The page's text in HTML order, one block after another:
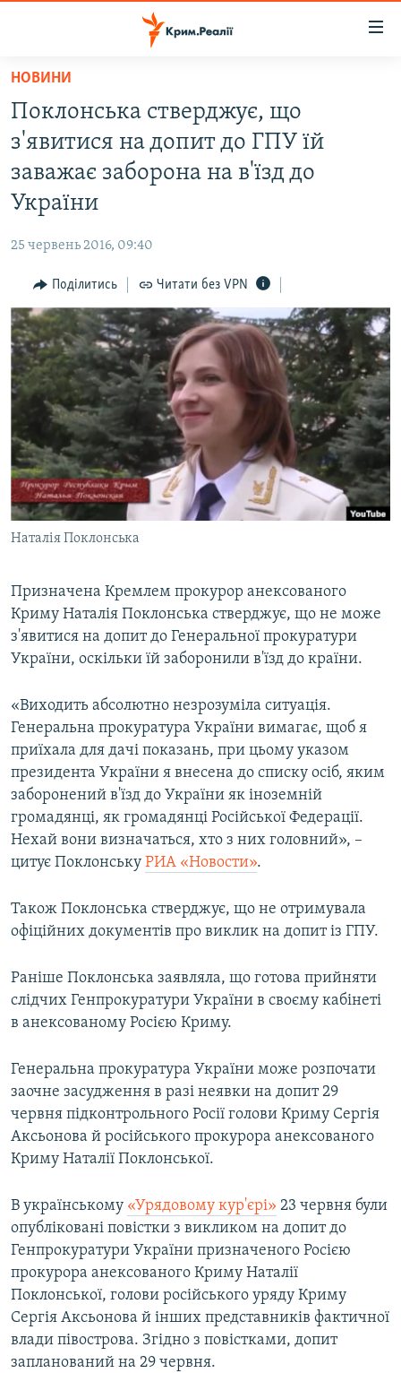
Перейти
основного
матеріалу
до
основної
Перейти
пошуку
ВОДА.КРИМ
ПОЛІТИКА
ПОГЛЯД
ІНТЕРВ'Ю
ВСЕ ЗА ДЕНЬ
СПЕЦПРОЕКТИ
ДЕПОРТАЦІЯ
ВІДЕОУРОКИ «ELIFBE»
СВІДЧЕННЯ ОКУПАЦІЇ
УКРАЇНСЬКА ПРОБЛЕМА КРИМУ
ІНФОГРАФІКА
ЯК ОБІЙТИ БЛОКУВАННЯ
Русский
Qırımtatar
ДОЛУЧАЙСЯ!
Усі сайти RFE/RL
НОВИНИ
Поклонська стверджує, що
з'явитися на допит до ГПУ їй
заважає заборона на в'їзд до
України
25 червень 2016, 09:40
Поділитись Читати без VPN
Наталія Поклонська
Призначена Кремлем прокурор анексованого
Криму Наталія Поклонська стверджує, що не може
з'явитися на допит до Генеральної прокуратури
України, оскільки їй заборонили в'їзд до країни.
«Виходить абсолютно незрозуміла ситуація.
Генеральна прокуратура України вимагає, щоб я
приїхала для дачі показань, при цьому указом
президента України я внесена до списку осіб, яким
заборонений в'їзд до України як іноземній
громадянці, як громадянці Російської Федерації.
Нехай вони визначаться, хто з них головний», –
цитує Поклонську РИА «Новости».
Також Поклонська стверджує, що не отримувала
офіційних документів про виклик на допит із ГПУ.
Раніше Поклонська заявляла, що готова прийняти
слідчих Генпрокуратури України в своєму кабінеті
в анексованому Росією Криму.
Генеральна прокуратура України може розпочати
заочне засудження в разі неявки на допит 29
червня підконтрольного Росії голови Криму Сергія
Аксьонова й російського прокурора анексованого
Криму Наталії Поклонської.
В українському «Урядовому кур'єрі» 23 червня були
опубліковані повістки з викликом на допит до
Генпрокуратури України призначеного Росією
прокурора анексованого Криму Наталії
Поклонської, голови російського уряду Криму
Сергія Аксьонова й інших представників фактичної
влади півострова. Згідно з повістками, допит
запланований на 29 червня.